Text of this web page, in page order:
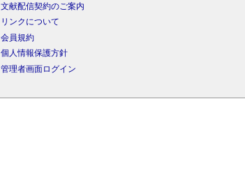
文献配信契約のご案内
リンクについて
会員規約
個人情報保護方針
管理者画面ログイン